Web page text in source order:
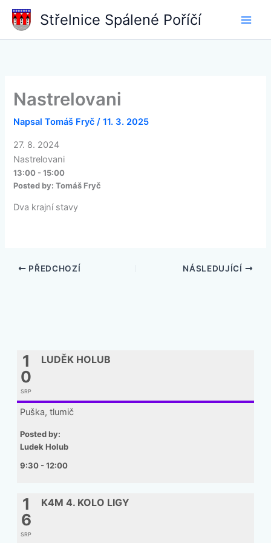
Přeskočit
Střelnice Spálené Poříčí
Nastrelovani
NapsalTomáš Fryč/11. 3. 2025
27. 8. 2024
Nastrelovani
13:00 - 15:00
Posted by: Tomáš Fryč
Dva krajní stavy
PŘEDCHOZÍ NÁSLEDUJÍCÍ
1
0
SRP
LUDĚK HOLUB
Puška, tlumič
Posted by:
Ludek Holub
9:30 - 12:00
1
6
SRP
K4M 4. KOLO LIGY